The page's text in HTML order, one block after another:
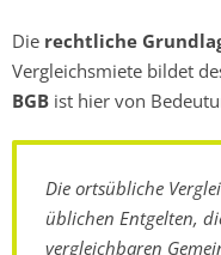
Die rechtliche
Vergleichsmiete bildet
BGB ist hier von
Die ortsübliche
üblichen Entgelten,
vergleichbaren